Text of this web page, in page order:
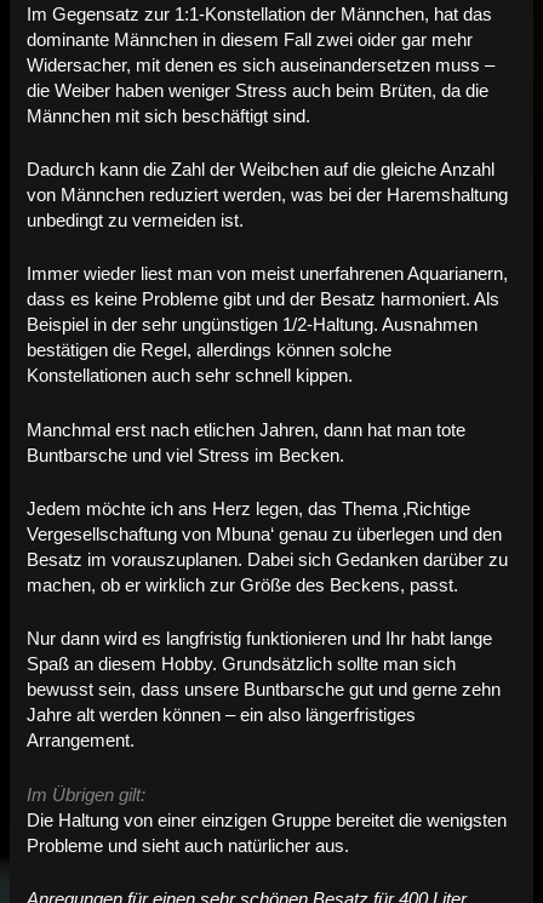
Im Gegensatz zur 1:1-Konstellation der Männchen, hat das
dominante Männchen in diesem Fall zwei oider gar mehr
Widersacher, mit denen es sich auseinandersetzen muss –
die Weiber haben weniger Stress auch beim Brüten, da die
Männchen mit sich beschäftigt sind.
Dadurch kann die Zahl der Weibchen auf die gleiche Anzahl
von Männchen reduziert werden, was bei der Haremshaltung
unbedingt zu vermeiden ist.
Immer wieder liest man von meist unerfahrenen Aquarianern,
dass es keine Probleme gibt und der Besatz harmoniert. Als
Beispiel in der sehr ungünstigen 1/2-Haltung. Ausnahmen
bestätigen die Regel, allerdings können solche
Konstellationen auch sehr schnell kippen.
Manchmal erst nach etlichen Jahren, dann hat man tote
Buntbarsche und viel Stress im Becken.
Jedem möchte ich ans Herz legen, das Thema ‚Richtige
Vergesellschaftung von Mbuna‘ genau zu überlegen und den
Besatz im vorauszuplanen. Dabei sich Gedanken darüber zu
machen, ob er wirklich zur Größe des Beckens, passt.
Nur dann wird es langfristig funktionieren und Ihr habt lange
Spaß an diesem Hobby. Grundsätzlich sollte man sich
bewusst sein, dass unsere Buntbarsche gut und gerne zehn
Jahre alt werden können – ein also längerfristiges
Arrangement.
Im Übrigen gilt:
Die Haltung von einer einzigen Gruppe bereitet die wenigsten
Probleme und sieht auch natürlicher aus.